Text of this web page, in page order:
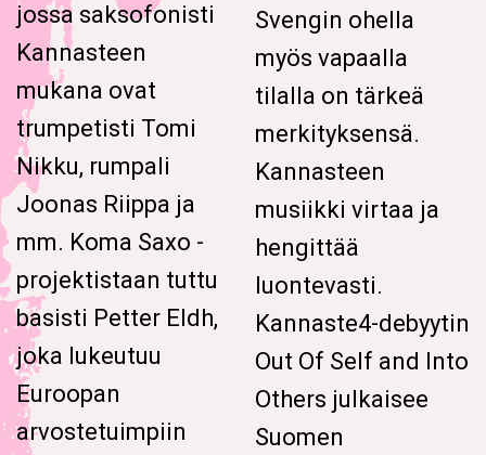
jossa saksofonisti
Kannasteen
mukana ovat
trumpetisti Tomi
Nikku, rumpali
Joonas Riippa ja
mm. Koma Saxo -
projektistaan tuttu
basisti Petter Eldh,
joka lukeutuu
Euroopan
arvostetuimpiin
Svengin ohella
myös vapaalla
tilalla on tärkeä
merkityksensä.
Kannasteen
musiikki virtaa ja
hengittää
luontevasti.
Kannaste4-debyytin
Out Of Self and Into
Others julkaisee
Suomen